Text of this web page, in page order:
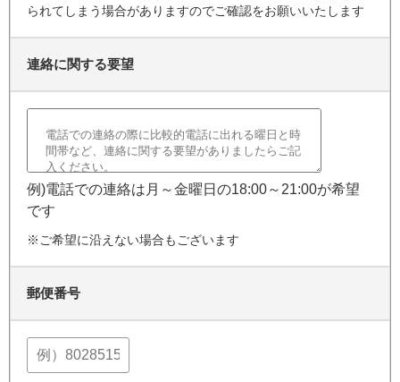
られてしまう場合がありますのでご確認をお願いいたします
連絡に関する要望
例)電話での連絡は月～金曜日の18:00～21:00が希望
です
※ご希望に沿えない場合もございます
郵便番号